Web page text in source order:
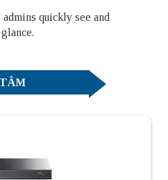
quickly see and